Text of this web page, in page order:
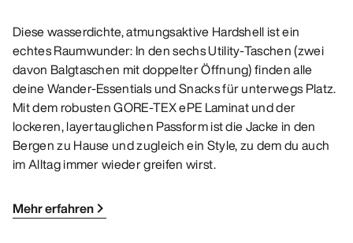
Diese wasserdichte, atmungsaktive Hardshell ist ein
echtes Raumwunder: In den sechs Utility-Taschen (zwei
davon Balgtaschen mit doppelter Öffnung) finden alle
deine Wander-Essentials und Snacks für unterwegs Platz.
Mit dem robusten GORE-TEX ePE Laminat und der
lockeren, layertauglichen Passform ist die Jacke in den
Bergen zu Hause und zugleich ein Style, zu dem du auch
im Alltag immer wieder greifen wirst.
Mehr erfahren